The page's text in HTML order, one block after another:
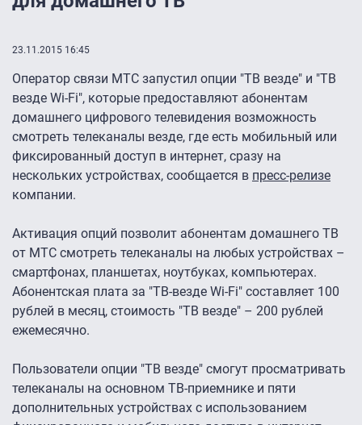
23.11.2015 16:45
Оператор связи МТС запустил опции "ТВ везде" и "ТВ
везде Wi-Fi", которые предоставляют абонентам
домашнего цифрового телевидения возможность
смотреть телеканалы везде, где есть мобильный или
фиксированный доступ в интернет, сразу на
нескольких устройствах, сообщается в пресс-релизе
компании.
Активация опций позволит абонентам домашнего ТВ
от МТС смотреть телеканалы на любых устройствах –
смартфонах, планшетах, ноутбуках, компьютерах.
Абонентская плата за "ТВ-везде Wi-Fi" составляет 100
рублей в месяц, стоимость "ТВ везде" – 200 рублей
ежемесячно.
Пользователи опции "ТВ везде" смогут просматривать
телеканалы на основном ТВ-приемнике и пяти
дополнительных устройствах с использованием